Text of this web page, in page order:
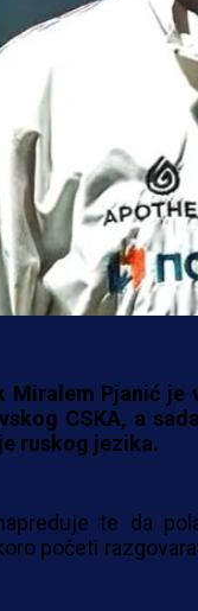
Miralem Pjanić je
CSKA, a
ruskog jezika.
te da
početi